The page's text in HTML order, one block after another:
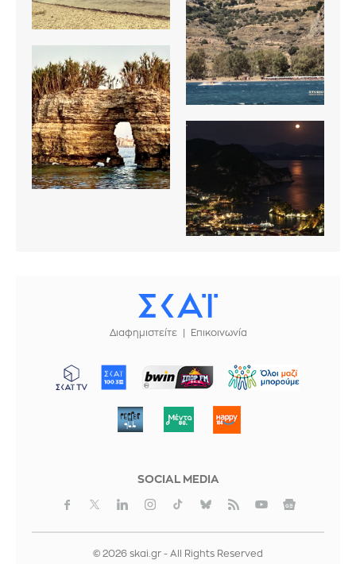
Διαφημιστείτε Επικοινωνία
ΜΠΟΡΟΥΜΕ
SOCIAL MEDIA
© 2026 skai.gr - All Rights Reserved